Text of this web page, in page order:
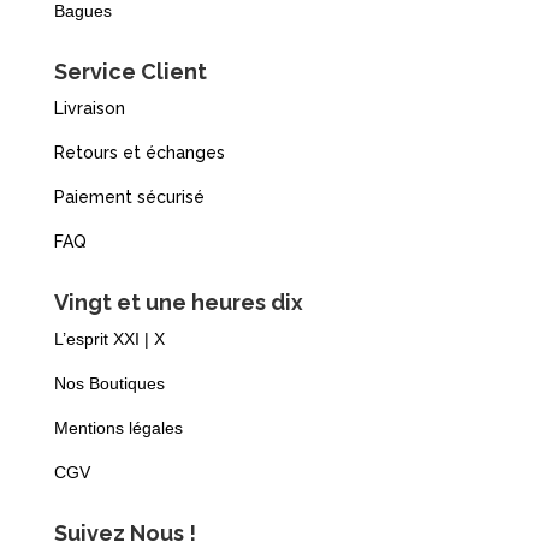
Bagues
Service Client
Livraison
Retours et échanges
Paiement sécurisé
FAQ
Vingt et une heures dix
L’esprit XXI | X
Nos Boutiques
Mentions légales
CGV
Suivez Nous !